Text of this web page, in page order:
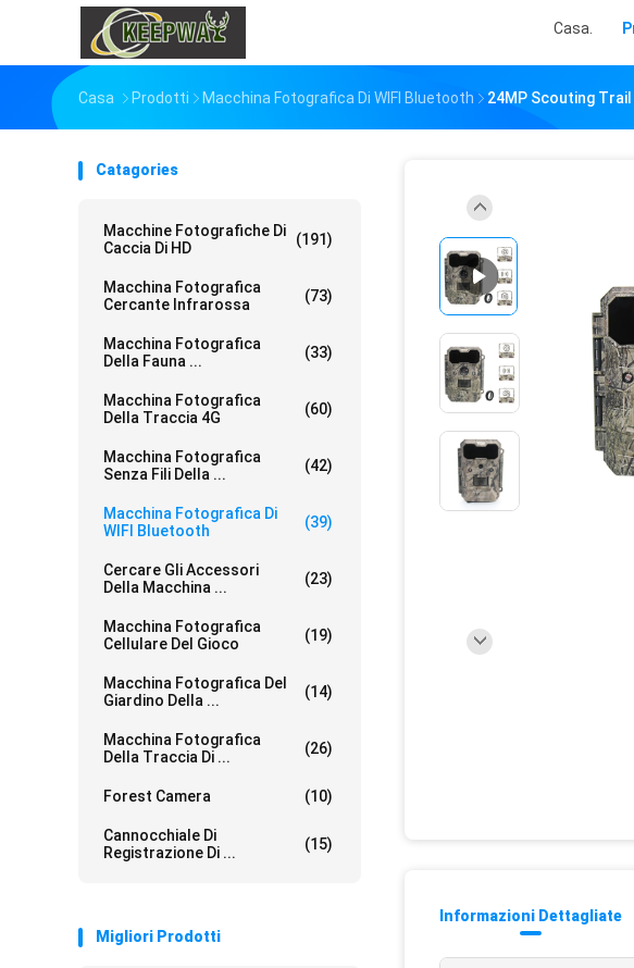
Casa.
Casa Prodotti Macchina Fotografica Di WIFI Bluetooth 24MP Scouting
Catagories
Macchine Fotografiche Di
Caccia Di HD
(191)
Macchina Fotografica
Cercante Infrarossa
(73)
Macchina Fotografica
Della Fauna ...
(33)
Macchina Fotografica
Della Traccia 4G
(60)
Macchina Fotografica
Senza Fili Della ...
(42)
Macchina Fotografica Di
WIFI Bluetooth
(39)
Cercare Gli Accessori
Della Macchina ...
(23)
Macchina Fotografica
Cellulare Del Gioco
(19)
Macchina Fotografica Del
Giardino Della ...
(14)
Macchina Fotografica
Della Traccia Di ...
(26)
Forest Camera (10)
Cannocchiale Di
Registrazione Di ...
(15)
Migliori Prodotti
Informazioni Dettagliate